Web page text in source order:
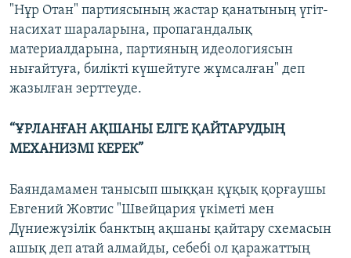
"Нұр Отан" партиясының жастар қанатының үгіт-
насихат шараларына, пропагандалық
материалдарына, партияның идеологиясын
нығайтуға, билікті күшейтуге жұмсалған" деп
жазылған зерттеуде.
“ҰРЛАНҒАН АҚШАНЫ ЕЛГЕ ҚАЙТАРУДЫҢ
МЕХАНИЗМІ КЕРЕК”
Баяндамамен танысып шыққан құқық қорғаушы
Евгений Жовтис "Швейцария үкіметі мен
Дүниежүзілік банктың ақшаны қайтару схемасын
ашық деп атай алмайды, себебі ол қаражаттың